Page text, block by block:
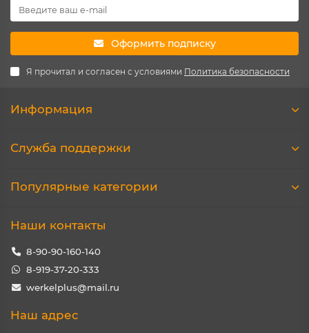
Оформить подписку
Я прочитал и согласен с условиями Политика безопасности
Информация
Служба поддержки
Популярные категории
Наши контакты
8-90-90-160-140
8-919-37-20-333
werkelplus@mail.ru
Наш адрес